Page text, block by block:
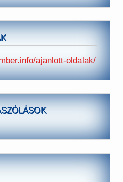
ajanlott-oldalak/